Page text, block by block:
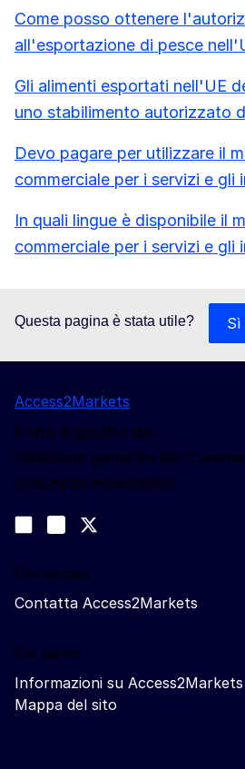
Come posso ottenere
all'esportazione di pesce
Gli alimenti esportati nell'UE
uno stabilimento autorizzato
Devo pagare per utilizzare il
commerciale per i servizi e gli
In quali lingue è disponibile il
commerciale per i servizi e gli
Questa pagina è stata utile? Sì
Access2Markets
Il sito è gestito da:
Direzione generale del
sicurezza economica
Join us on LinkedIn
Trade-Off podcast
Contattaci
Contatta Access2Markets
Chi siamo
Informazioni su Access2Markets
Mappa del sito